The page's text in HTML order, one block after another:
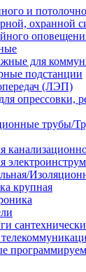
и
охранной
для
подстанции
(ЛЭП)
опрессовки,
трубы/
крупная